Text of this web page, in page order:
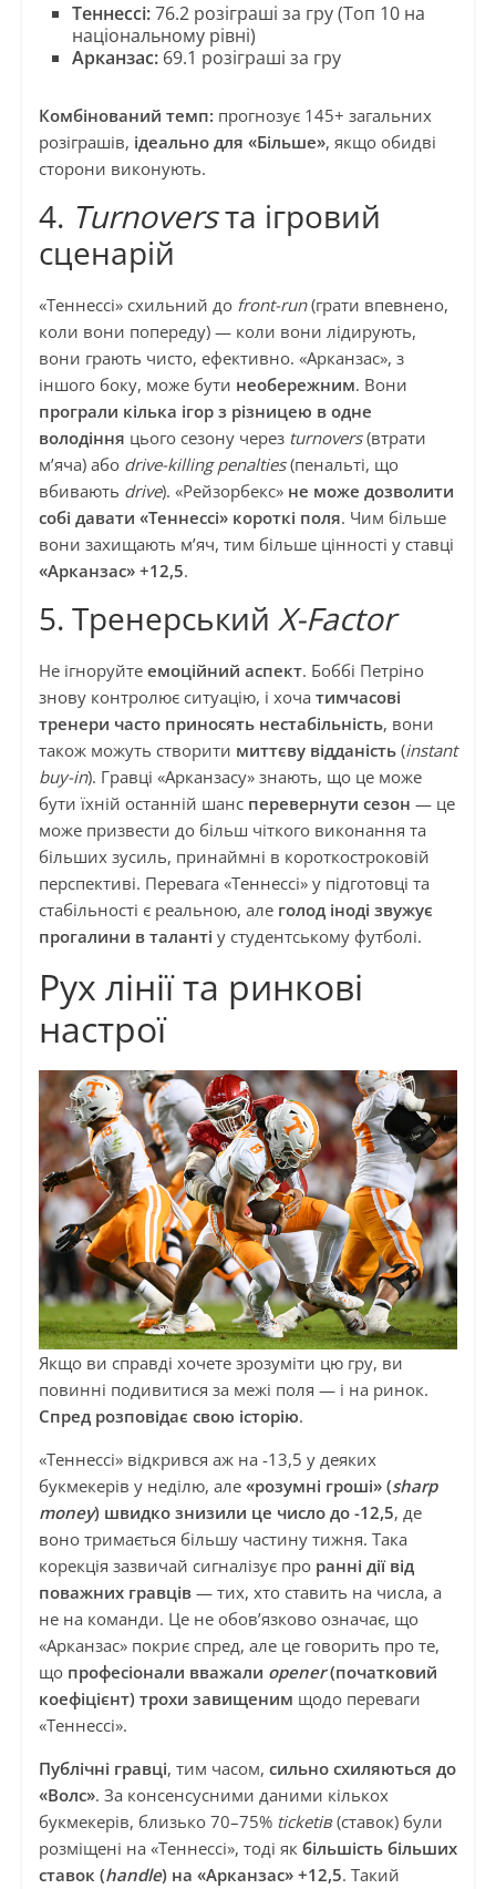
Теннессі:76.2 розіграші за гру (Топ 10 на
національному рівні)
Арканзас:69.1 розіграші за гру
Комбінований темп: прогнозує 145+ загальних
розіграшів, ідеально для «Більше», якщо обидві
сторони виконують.
4. Turnoversта ігровий
сценарій
«Теннессі» схильний до front-run(грати впевнено,
коли вони попереду) — коли вони лідирують,
вони грають чисто, ефективно. «Арканзас», з
іншого боку, може бути необережним. Вони
програли кілька ігор з різницею в одне
володіння цього сезону через turnovers(втрати
м’яча) або drive-killing penalties(пенальті, що
вбивають drive). «Рейзорбекс» не може дозволити
собі давати «Теннессі» короткі поля. Чим більше
вони захищають м’яч, тим більше цінності у ставці
«Арканзас» +12,5.
5. Тренерський X-Factor
Не ігноруйте емоційний аспект. Боббі Петріно
знову контролює ситуацію, і хоча тимчасові
тренери часто приносять нестабільність, вони
також можуть створити миттєву відданість(instant
buy-in). Гравці «Арканзасу» знають, що це може
бути їхній останній шанс перевернути сезон — це
може призвести до більш чіткого виконання та
більших зусиль, принаймні в короткостроковій
перспективі. Перевага «Теннессі» у підготовці та
стабільності є реальною, але голод іноді звужує
прогалини в таланті у студентському футболі.
Рух лінії та ринкові
настрої
Якщо ви справді хочете зрозуміти цю гру, ви
повинні подивитися за межі поля — і на ринок.
Спред розповідає свою історію.
«Теннессі» відкрився аж на -13,5 у деяких
букмекерів у неділю, але «розумні гроші» (sharp
money) швидко знизили це число до -12,5, де
воно тримається більшу частину тижня. Така
корекція зазвичай сигналізує про ранні дії від
поважних гравців— тих, хто ставить на числа, а
не на команди. Це не обов’язково означає, що
«Арканзас» покриє спред, але це говорить про те,
що професіонали вважали opener(початковий
коефіцієнт) трохи завищеним щодо переваги
«Теннессі».
Публічні гравці, тим часом, сильно схиляються до
«Волс». За консенсусними даними кількох
букмекерів, близько 70–75% ticketів(ставок) були
розміщені на «Теннессі», тоді як більшість більших
ставок (handle) на «Арканзас» +12,5. Такий